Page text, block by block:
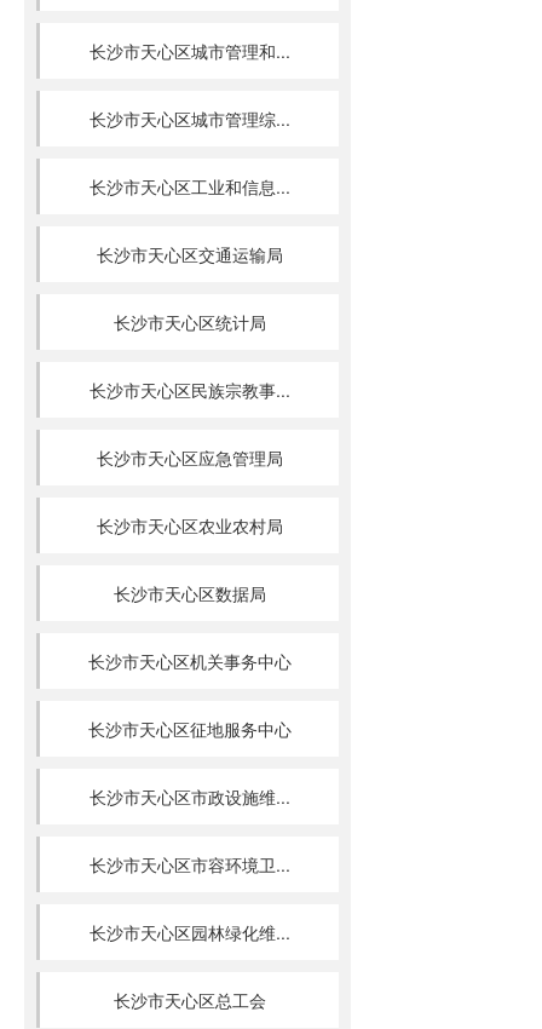
长沙市天心区城市管理和...
长沙市天心区城市管理综...
长沙市天心区工业和信息...
长沙市天心区交通运输局
长沙市天心区统计局
长沙市天心区民族宗教事...
长沙市天心区应急管理局
长沙市天心区农业农村局
长沙市天心区数据局
长沙市天心区机关事务中心
长沙市天心区征地服务中心
长沙市天心区市政设施维...
长沙市天心区市容环境卫...
长沙市天心区园林绿化维...
长沙市天心区总工会